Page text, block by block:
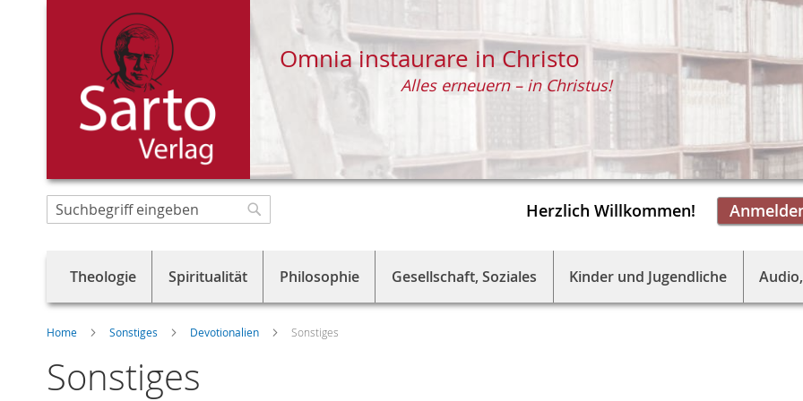
Direkt
zum
Herzlich Willkommen!
Omnia instaurare in Christo
Alles erneuern – in Christus!
Suche
Theologie Spiritualität Philosophie Gesellschaft, Soziales Kinder und Jugendliche
Home Sonstiges Devotionalien Sonstiges
Sonstiges